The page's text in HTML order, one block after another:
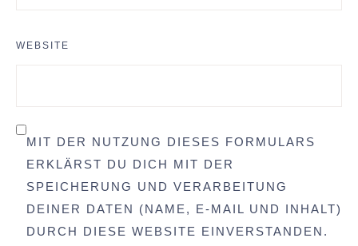
WEBSITE
MIT DER NUTZUNG DIESES FORMULARS
ERKLÄRST DU DICH MIT DER
SPEICHERUNG UND VERARBEITUNG
DEINER DATEN (NAME, E-MAIL UND INHALT)
DURCH DIESE WEBSITE EINVERSTANDEN.